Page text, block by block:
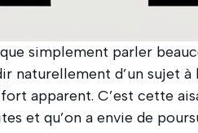
simplement parler
naturellement d’un sujet à
apparent. C’est cette
et qu’on a envie de